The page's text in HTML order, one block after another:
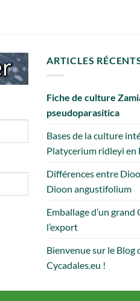
ARTICLES
Fiche de culture
pseudoparasitica
Bases de la culture
Platycerium ridleyi en
Différences entre
Dioon angustifolium
Emballage d’un grand
l’export
Bienvenue sur le Blog
Cycadales.eu !